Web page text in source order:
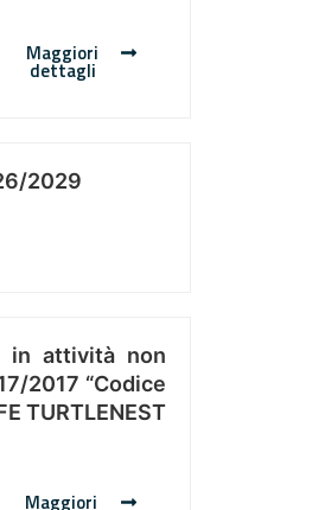
Maggiori
dettagli
2029
in attività non
2017 “Codice
TURTLENEST
Maggiori